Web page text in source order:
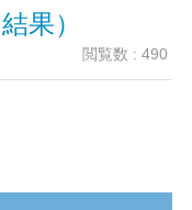
果）
閲覧数 : 490